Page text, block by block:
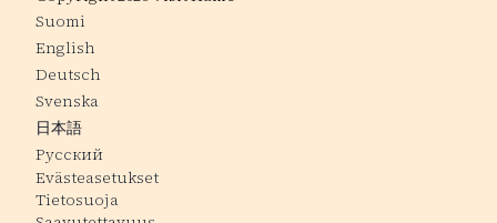
Suomi
English
Deutsch
Svenska
日本語
Русский
Evästeasetukset
Tietosuoja